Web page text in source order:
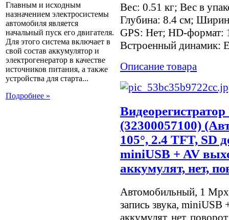
Главным и исходным
назначением электросистемы
автомобиля является
начальный пуск его двигателя.
Для этого система включает в
свой состав аккумулятор и
электрогенератор в качестве
источников питания, а также
устройства для старта...
Подробнее »
Вес: 0.51 кг; Вес в
Глубина: 8.4 см;
GPS: Нет; HD-
Встроенный динамик:
Описание товара
(32300057100)
105°, 2.4 TFT, SD
miniUSB + AV
аккумулят, нет,
Автомобильный, 1
запись звука, miniUSB
аккумулят, нет,